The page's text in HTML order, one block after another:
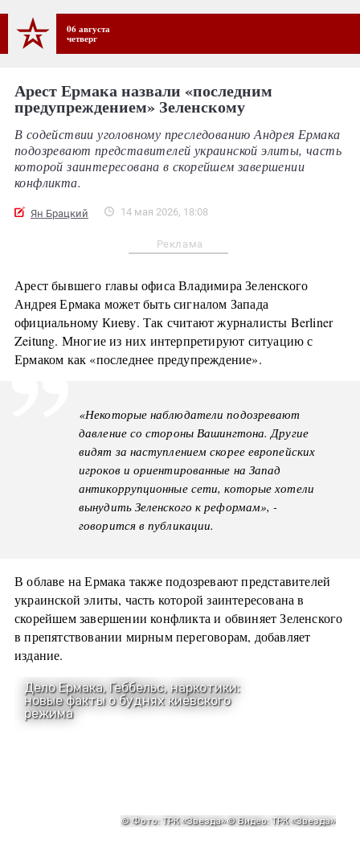
06 августа
четверг
Арест Ермака назвали «последним
предупреждением» Зеленскому
В содействии уголовному преследованию Андрея Ермака
подозревают представителей украинской элиты, часть
которой заинтересована в скорейшем завершении
конфликта.
Ян Брацкий 14 мая 2026, 18:08
Реклама
Арест бывшего главы офиса Владимира Зеленского
Андрея Ермака может быть сигналом Запада
официальному Киеву. Так считают журналисты Berliner
Zeitung. Многие из них интерпретируют ситуацию с
Ермаком как «последнее предупреждение».
«Некоторые наблюдатели подозревают
давление со стороны Вашингтона. Другие
видят за наступлением скорее европейских
игроков и ориентированные на Запад
антикоррупционные сети, которые хотели
вынудить Зеленского к реформам», -
говорится в публикации.
В облаве на Ермака также подозревают представителей
украинской элиты, часть которой заинтересована в
скорейшем завершении конфликта и обвиняет Зеленского
в препятствовании мирным переговорам, добавляет
издание.